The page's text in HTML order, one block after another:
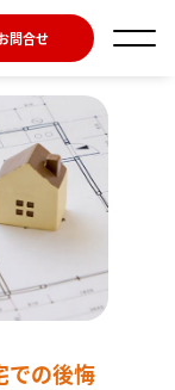
問合せ
での後悔